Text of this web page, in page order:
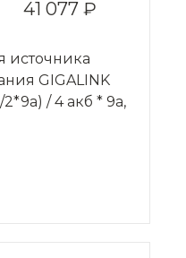
41 077 ₽
источника
GIGALINK
2*9a) / 4 акб * 9a,